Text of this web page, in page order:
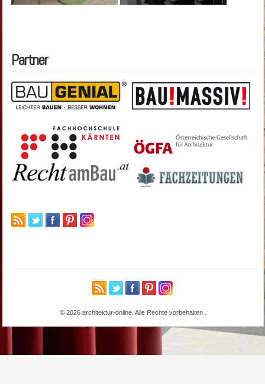
Partner
© 2026 architektur-online. Alle Rechte vorbehalten .